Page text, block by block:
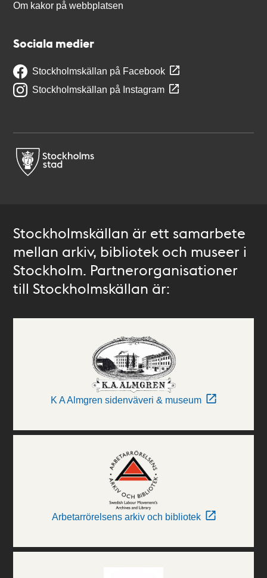
Om kakor på webbplatsen
Sociala medier
Stockholmskällan på Facebook
Stockholmskällan på Instagram
Stockholmskällan är ett samarbete
mellan arkiv, bibliotek och museer i
Stockholm. Partnerorganisationer
till Stockholmskällan är:
K A Almgren sidenväveri & museum
Arbetarrörelsens arkiv och bibliotek